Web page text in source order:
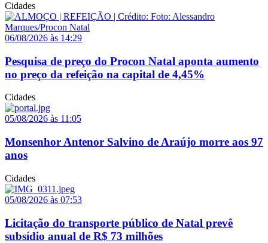
Cidades
06/08/2026 às 14:29
Pesquisa de preço do Procon Natal aponta aumento
no preço da refeição na capital de 4,45%
Cidades
05/08/2026 às 11:05
Monsenhor Antenor Salvino de Araújo morre aos 97
anos
Cidades
05/08/2026 às 07:53
Licitação do transporte público de Natal prevê
subsídio anual de R$ 73 milhões